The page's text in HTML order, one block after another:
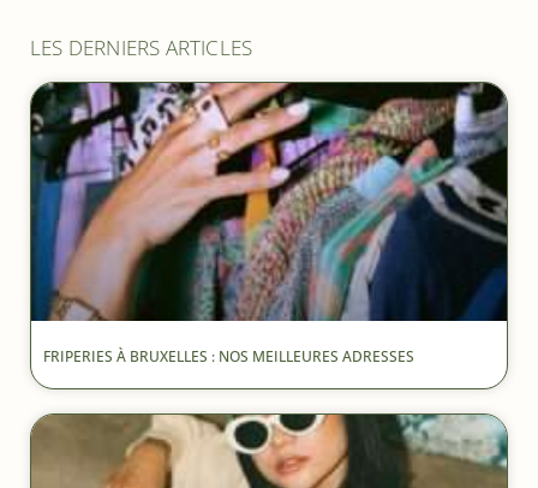
LES DERNIERS ARTICLES
FRIPERIES À BRUXELLES : NOS MEILLEURES ADRESSES